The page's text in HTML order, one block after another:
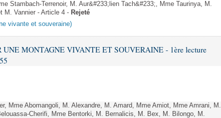
Stambach-Terrenoir, M. Aur&#233;lien Tach&#233;, Mme Taurinya, M.
M. Vannier - Article 4 - Rejeté
vivante et souveraine)
UNE MONTAGNE VIVANTE ET SOUVERAINE - 1ère lecture
Mme Abomangoli, M. Alexandre, M. Amard, Mme Amiot, Mme Amrani, M.
Cherifi, Mme Bentorki, M. Bernalicis, M. Bex, M. Bilongo, M.